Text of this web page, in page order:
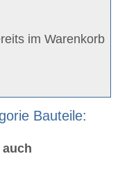
im Warenkorb
Bauteile: